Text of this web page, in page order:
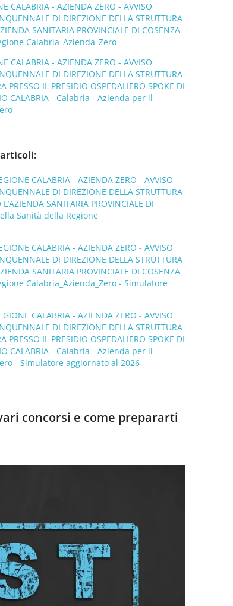
CALABRIA - AZIENDA ZERO - AVVISO
DI DIREZIONE DELLA STRUTTURA
SANITARIA PROVINCIALE DI COSENZA
Calabria_Azienda_Zero
CALABRIA - AZIENDA ZERO - AVVISO
DI DIREZIONE DELLA STRUTTURA
PRESSO IL PRESIDIO OSPEDALIERO SPOKE DI
CALABRIA - Calabria - Azienda per il
CALABRIA - AZIENDA ZERO - AVVISO
DI DIREZIONE DELLA STRUTTURA
SANITARIA PROVINCIALE DI
Sanità della Regione
CALABRIA - AZIENDA ZERO - AVVISO
DI DIREZIONE DELLA STRUTTURA
SANITARIA PROVINCIALE DI COSENZA
Calabria_Azienda_Zero - Simulatore
CALABRIA - AZIENDA ZERO - AVVISO
DI DIREZIONE DELLA STRUTTURA
PRESSO IL PRESIDIO OSPEDALIERO SPOKE DI
CALABRIA - Calabria - Azienda per il
- Simulatore aggiornato al 2026
concorsi e come prepararti